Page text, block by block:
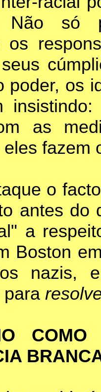
Não só
os
poder, os
as
eles
o
antes do
a
Boston
nazis,
para
COMO